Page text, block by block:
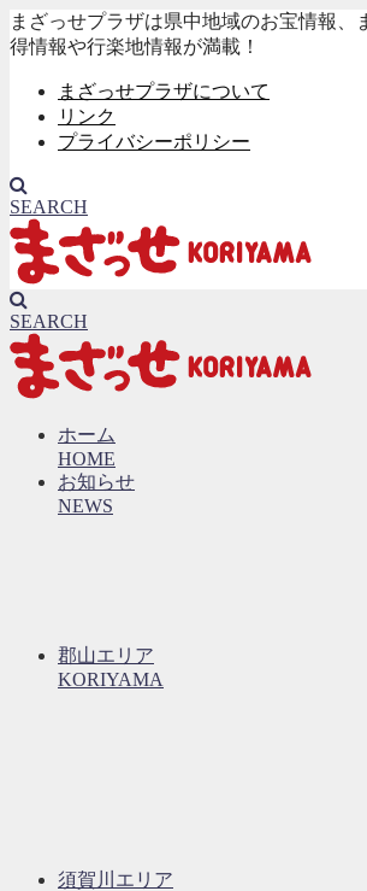
まざっせプラザは県中地域のお宝情報、
得情報や行楽地情報が満載！
まざっせプラザについて
リンク
プライバシーポリシー
SEARCH
SEARCH
ホーム
HOME
お知らせ
NEWS
郡山エリア
KORIYAMA
須賀川エリア